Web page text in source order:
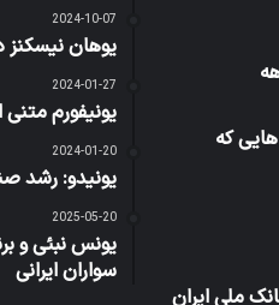
که
ملی ایران
2024-10-07
یوهان
2024-01-27
یونیفورم
2024-01-20
یونیدو: رشد صنعتی ایران
2025-05-20
یونس نبئی و
سواران ایرانی